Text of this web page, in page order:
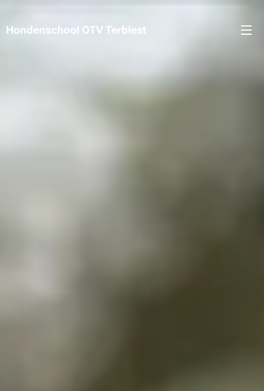
Hondenschool OTV Terbiest